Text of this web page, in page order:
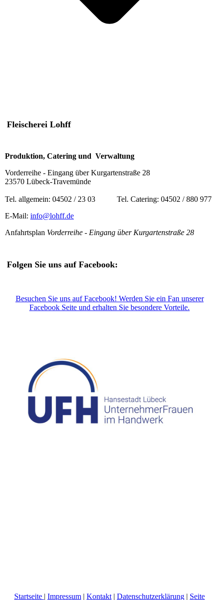
Fleischerei Lohff
Produktion, Catering und Verwaltung
Vorderreihe - Eingang über Kurgartenstraße 28
23570 Lübeck-Travemünde
Tel. allgemein: 04502 / 23 03 Tel. Catering: 04502 / 880 977
E-Mail: info@lohff.de
Anfahrtsplan Vorderreihe - Eingang über Kurgartenstraße 28
Folgen Sie uns auf Facebook:
Besuchen Sie uns auf Facebook! Werden Sie ein Fan unserer
Facebook Seite und erhalten Sie besondere Vorteile.
Startseite | Impressum | Kontakt | Datenschutzerklärung | Seite